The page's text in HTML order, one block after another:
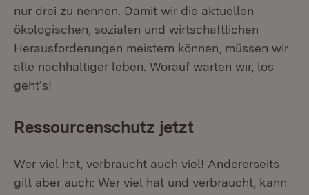
nur drei zu nennen. Damit wir die aktuellen
ökologischen, sozialen und wirtschaftlichen
Herausforderungen meistern können, müssen wir
alle nachhaltiger leben. Worauf warten wir, los
geht‘s!
Ressourcenschutz jetzt
Wer viel hat, verbraucht auch viel! Andererseits
gilt aber auch: Wer viel hat und verbraucht, kann